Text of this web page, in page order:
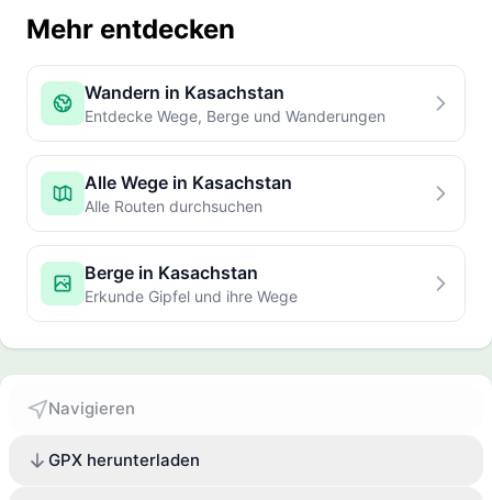
Mehr entdecken
Wandern in Kasachstan
Entdecke Wege, Berge und Wanderungen
Alle Wege in Kasachstan
Alle Routen durchsuchen
Berge in Kasachstan
Erkunde Gipfel und ihre Wege
Navigieren
GPX herunterladen